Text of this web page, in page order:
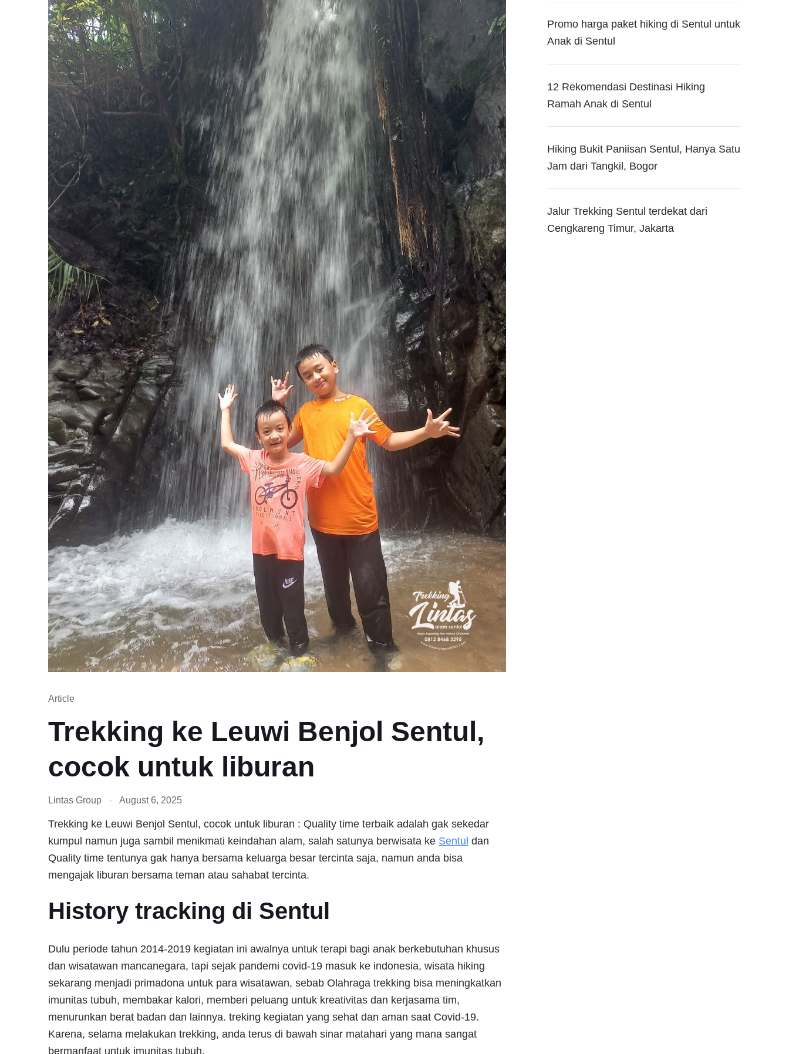
Article
Trekking ke Leuwi Benjol Sentul,
cocok untuk liburan
Lintas Group August 6, 2025
Trekking ke Leuwi Benjol Sentul, cocok untuk liburan : Quality time terbaik adalah gak sekedar
kumpul namun juga sambil menikmati keindahan alam, salah satunya berwisata ke Sentul dan
Quality time tentunya gak hanya bersama keluarga besar tercinta saja, namun anda bisa
mengajak liburan bersama teman atau sahabat tercinta.
History tracking di Sentul
Dulu periode tahun 2014-2019 kegiatan ini awalnya untuk terapi bagi anak berkebutuhan khusus
dan wisatawan mancanegara, tapi sejak pandemi covid-19 masuk ke indonesia, wisata hiking
sekarang menjadi primadona untuk para wisatawan, sebab Olahraga trekking bisa meningkatkan
imunitas tubuh, membakar kalori, memberi peluang untuk kreativitas dan kerjasama tim,
menurunkan berat badan dan lainnya. treking kegiatan yang sehat dan aman saat Covid-19.
Karena, selama melakukan trekking, anda terus di bawah sinar matahari yang mana sangat
bermanfaat untuk imunitas tubuh.
Promo harga paket hiking di Sentul untuk
Anak di Sentul
12 Rekomendasi Destinasi Hiking
Ramah Anak di Sentul
Hiking Bukit Paniisan Sentul, Hanya Satu
Jam dari Tangkil, Bogor
Jalur Trekking Sentul terdekat dari
Cengkareng Timur, Jakarta